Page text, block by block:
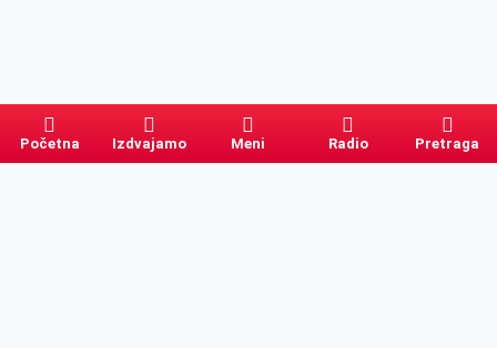
Početna Izdvajamo Meni Radio Pretraga